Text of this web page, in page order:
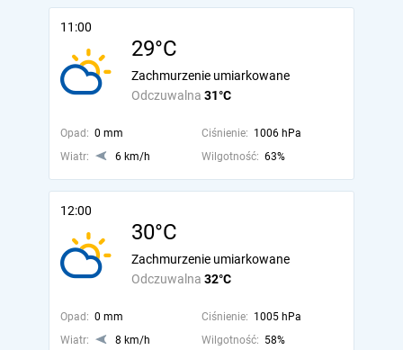
11:00
29°C
Odczuwalna 31°C
Zachmurzenie umiarkowane
Opad: 0 mm Ciśnienie: 1006 hPa
Wiatr:
6 km/h Wilgotność: 63%
12:00
30°C
Odczuwalna 32°C
Zachmurzenie umiarkowane
Opad: 0 mm Ciśnienie: 1005 hPa
Wiatr:
8 km/h Wilgotność: 58%